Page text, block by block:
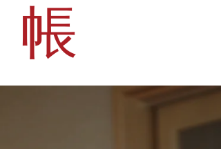
帳